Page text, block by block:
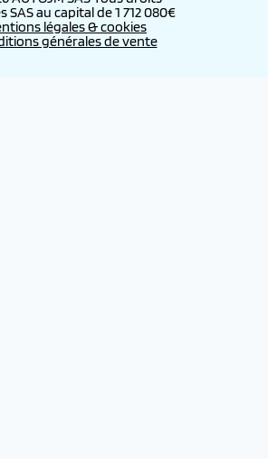
SAS au capital de 1 712 080€
légales & cookies
générales de vente